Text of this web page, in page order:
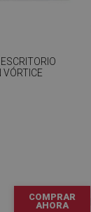
COMPRAR
AHORA